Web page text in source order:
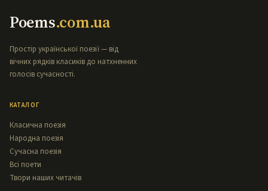
Poems.com.ua
Простір української поезії — від
вічних рядків класиків до натхненних
голосів сучасності.
КАТАЛОГ
Класична поезія
Народна поезія
Сучасна поезія
Всі поети
Твори наших читачів